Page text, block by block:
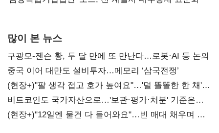
많이 본 뉴스
구광모-젠슨 황, 두 달 만에 또 만난다…로봇·AI 등 논의
중국 이어 대만도 설비투자…메모리 ‘삼국전쟁’
(현장+)"팔 생각 접고 호가 높여요"…'덜 똘똘한 한 채'
20억 키맞추기
비트코인도 국가자산으로…'보관·평가·처분' 기준은
숙제
(현장+)"12일엔 물건 다 들어와요"…빈 매대 채우며 문